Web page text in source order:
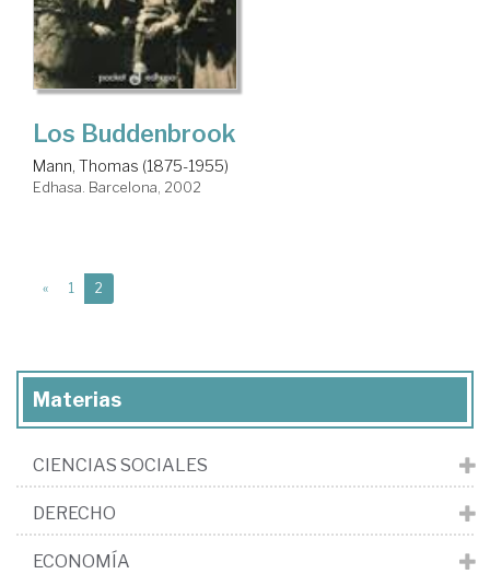
Los Buddenbrook
Mann, Thomas (1875-1955)
Edhasa. Barcelona, 2002
« 1 2
Materias
CIENCIAS SOCIALES
DERECHO
ECONOMÍA